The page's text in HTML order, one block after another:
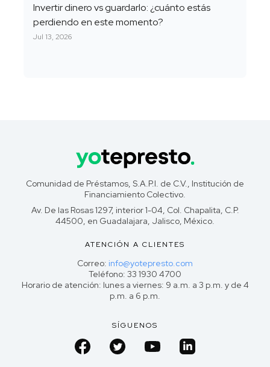
Invertir dinero vs guardarlo: ¿cuánto estás
perdiendo en este momento?
Jul 13, 2026
Comunidad de Préstamos, S.A.P.I. de C.V., Institución de
Financiamiento Colectivo.
Av. De las Rosas 1297, interior 1-04, Col. Chapalita, C.P.
44500, en Guadalajara, Jalisco, México.
ATENCIÓN A CLIENTES
Correo: info@yotepresto.com
Teléfono: 33 1930 4700
Horario de atención: lunes a viernes: 9 a.m. a 3 p.m. y de 4
p.m. a 6 p.m.
SÍGUENOS